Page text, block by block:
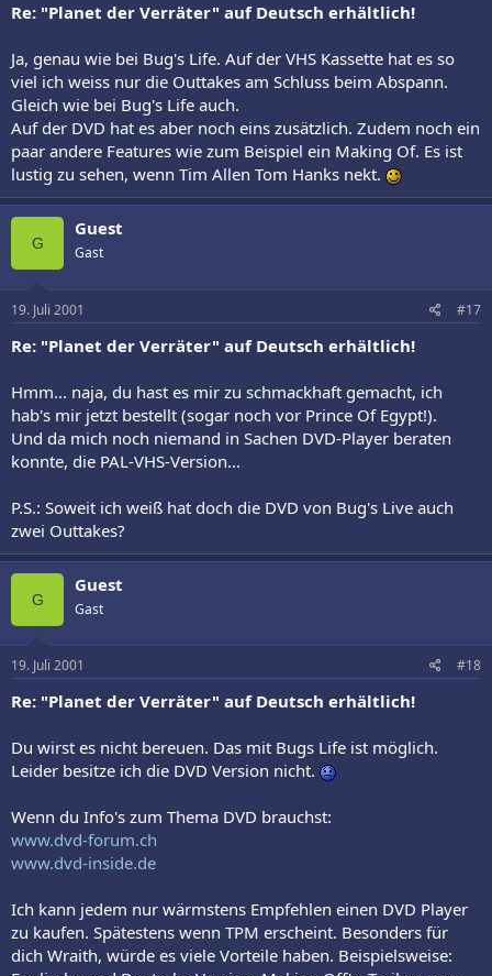
Re: "Planet der Verräter" auf Deutsch erhältlich!
Ja, genau wie bei Bug's Life. Auf der VHS Kassette hat es so
viel ich weiss nur die Outtakes am Schluss beim Abspann.
Gleich wie bei Bug's Life auch.
Auf der DVD hat es aber noch eins zusätzlich. Zudem noch ein
paar andere Features wie zum Beispiel ein Making Of. Es ist
lustig zu sehen, wenn Tim Allen Tom Hanks nekt.
G
Guest
Gast
19. Juli 2001 #17
Re: "Planet der Verräter" auf Deutsch erhältlich!
Hmm... naja, du hast es mir zu schmackhaft gemacht, ich
hab's mir jetzt bestellt (sogar noch vor Prince Of Egypt!).
Und da mich noch niemand in Sachen DVD-Player beraten
konnte, die PAL-VHS-Version...
P.S.: Soweit ich weiß hat doch die DVD von Bug's Live auch
zwei Outtakes?
G
Guest
Gast
19. Juli 2001 #18
Re: "Planet der Verräter" auf Deutsch erhältlich!
Du wirst es nicht bereuen. Das mit Bugs Life ist möglich.
Leider besitze ich die DVD Version nicht.
Wenn du Info's zum Thema DVD brauchst:
www.dvd-forum.ch
www.dvd-inside.de
Ich kann jedem nur wärmstens Empfehlen einen DVD Player
zu kaufen. Spätestens wenn TPM erscheint. Besonders für
dich Wraith, würde es viele Vorteile haben. Beispielsweise: